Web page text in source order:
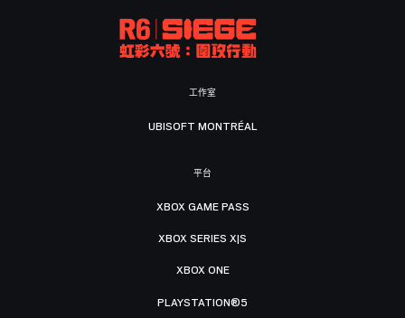
工作室
UBISOFT MONTRÉAL
平台
XBOX GAME PASS
XBOX SERIES X|S
XBOX ONE
PLAYSTATION®5